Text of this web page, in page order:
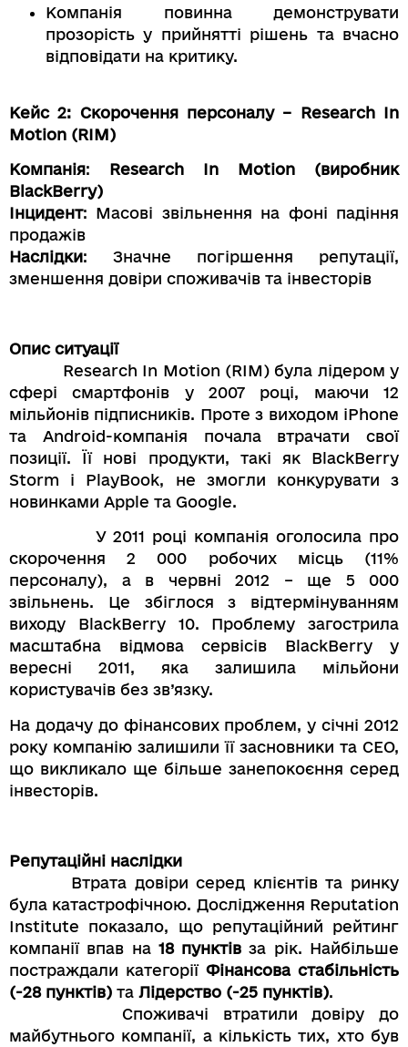
Компанія повинна демонструвати
прозорість у прийнятті рішень та вчасно
відповідати на критику.
Кейс 2: Скорочення персоналу – Research In
Motion (RIM)
Компанія:
Research In Motion (виробник
BlackBerry)
Інцидент: Масові звільнення на фоні падіння
продажів
Наслідки: Значне погіршення репутації,
зменшення довіри споживачів та інвесторів
Опис ситуації
Research In Motion (RIM) була лідером у
сфері смартфонів у 2007 році, маючи 12
мільйонів підписників. Проте з виходом iPhone
та Android-компанія почала втрачати свої
позиції. Її нові продукти, такі як BlackBerry
Storm і PlayBook, не змогли конкурувати з
новинками Apple та Google.
У 2011 році компанія оголосила про
скорочення 2 000 робочих місць (11%
персоналу), а в червні 2012 – ще 5 000
звільнень. Це збіглося з відтермінуванням
виходу BlackBerry 10. Проблему загострила
масштабна відмова сервісів BlackBerry у
вересні 2011, яка залишила мільйони
користувачів без зв’язку.
На додачу до фінансових проблем, у січні 2012
року компанію залишили її засновники та СЕО,
що викликало ще більше занепокоєння серед
інвесторів.
Репутаційні наслідки
Втрата довіри серед клієнтів та ринку
була катастрофічною. Дослідження Reputation
Institute показало, що репутаційний рейтинг
компанії впав на 18 пунктів за рік. Найбільше
постраждали категорії Фінансова стабільність
(-28 пунктів) та Лідерство (-25 пунктів).
Споживачі втратили довіру до
майбутнього компанії, а кількість тих, хто був